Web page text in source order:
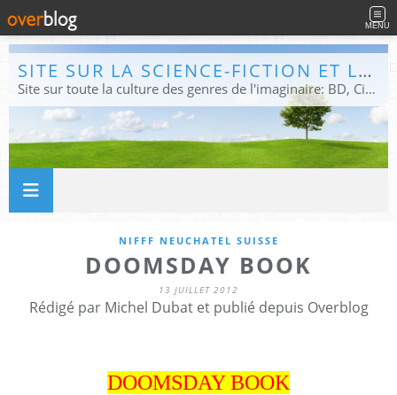
MENU
SITE SUR LA SCIENCE-FICTION ET LE FANTASTIQUE
Site sur toute la culture des genres de l'imaginaire: BD, Cinéma, Livre, Jeux, Théâtre. Présent dans les principaux festivals de film fantastique e de science-fiction, salons et conventions.
NIFFF NEUCHATEL SUISSE
DOOMSDAY BOOK
13 JUILLET 2012
Rédigé par Michel Dubat et publié depuis Overblog
DOOMSDAY BOOK